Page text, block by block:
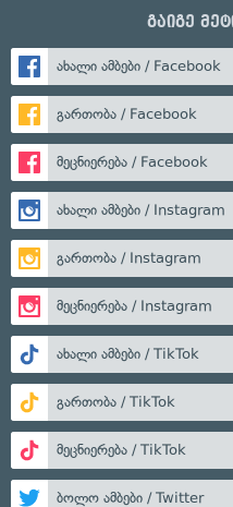
გაიგე
ახალი ამბები / Facebook
გართობა / Facebook
მეცნიერება / Facebook
ახალი ამბები / Instagram
გართობა / Instagram
მეცნიერება / Instagram
ახალი ამბები / TikTok
გართობა / TikTok
მეცნიერება / TikTok
ბოლო ამბები / Twitter